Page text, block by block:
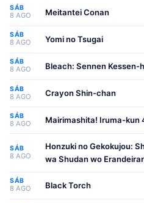
SÁB
8 AGO Meitantei Conan
SÁB
8 AGO Yomi no Tsugai
SÁB
8 AGO Bleach: Sennen Kessen-
SÁB
8 AGO Crayon Shin-chan
SÁB
8 AGO Mairimashita! Iruma-kun
SÁB
8 AGO
Honzuki no Gekokujou:
wa Shudan wo
SÁB
8 AGO Black Torch